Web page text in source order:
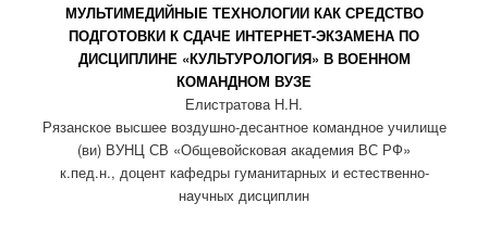
МУЛЬТИМЕДИЙНЫЕ ТЕХНОЛОГИИ КАК СРЕДСТВО
ПОДГОТОВКИ К СДАЧЕ ИНТЕРНЕТ-ЭКЗАМЕНА ПО
ДИСЦИПЛИНЕ «КУЛЬТУРОЛОГИЯ» В ВОЕННОМ
КОМАНДНОМ ВУЗЕ
Елистратова Н.Н.
Рязанское высшее воздушно-десантное командное училище
(ви) ВУНЦ СВ «Общевойсковая академия ВС РФ»
к.пед.н., доцент кафедры гуманитарных и естественно-
научных дисциплин